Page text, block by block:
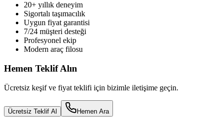
20+ yıllık deneyim
Sigortalı taşımacılık
Uygun fiyat garantisi
7/24 müşteri desteği
Profesyonel ekip
Modern araç filosu
Hemen Teklif Alın
Ücretsiz keşif ve fiyat teklifi için bizimle iletişime geçin.
Ücretsiz Teklif Al Hemen Ara